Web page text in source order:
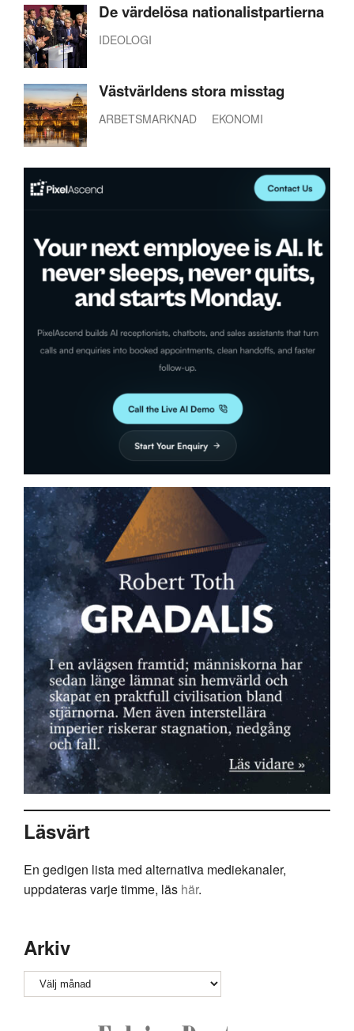
De värdelösa nationalistpartierna
IDEOLOGI
Västvärldens stora misstag
ARBETSMARKNAD EKONOMI
Läsvärt
En gedigen lista med alternativa mediekanaler,
uppdateras varje timme, läs här.
Arkiv
Arkiv